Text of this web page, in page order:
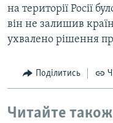
на території Росії
він не залишив
ухвалено рішення
Поділитись
Читайте також